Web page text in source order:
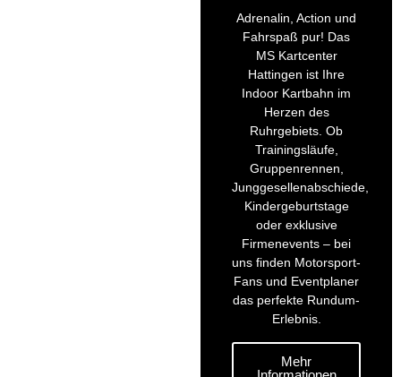
Adrenalin, Action und
Fahrspaß pur! Das
MS Kartcenter
Hattingen ist Ihre
Indoor Kartbahn im
Herzen des
Ruhrgebiets. Ob
Trainingsläufe,
Gruppenrennen,
Junggesellenabschiede,
Kindergeburtstage
oder exklusive
Firmenevents – bei
uns finden Motorsport-
Fans und Eventplaner
das perfekte Rundum-
Erlebnis.
Mehr